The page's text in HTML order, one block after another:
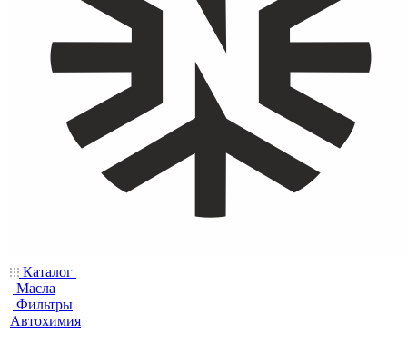
Каталог
Масла
Фильтры
Автохимия